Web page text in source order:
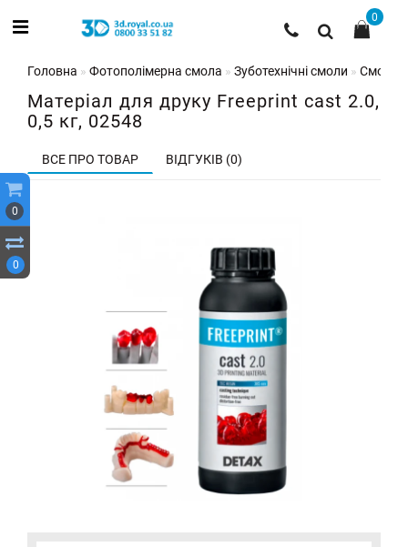
0
0
0
Головна Фотополімерна смола Зуботехнічні смоли Смола
Матеріал для друку Freeprint cast 2.0,
0,5 кг, 02548
ВСЕ ПРО ТОВАР ВІДГУКІВ (0)